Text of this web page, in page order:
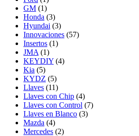
GM (1)
Honda (3)
Hyundai (3)
Innovaciones (57)
Insertos (1)
JMA (1)
KEYDIY (4)
Kia (5)
KYDZ (5)
Llaves (11)
Llaves con Chip (4)
Llaves con Control (7)
Llaves en Blanco (3)
Mazda (4)
Mercedes (2)